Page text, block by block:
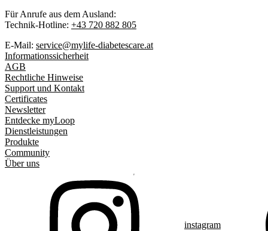
Für Anrufe aus dem Ausland:
Technik-Hotline: +43 720 882 805
E-Mail: service@mylife-diabetescare.at
Informationssicherheit
AGB
Rechtliche Hinweise
Support und Kontakt
Certificates
Newsletter
Entdecke myLoop
Dienstleistungen
Produkte
Community
Über uns
instagram